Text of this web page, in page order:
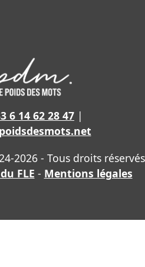
6 14 62 28 47 |
2026 - Tous droits réservés
FLE - Mentions légales